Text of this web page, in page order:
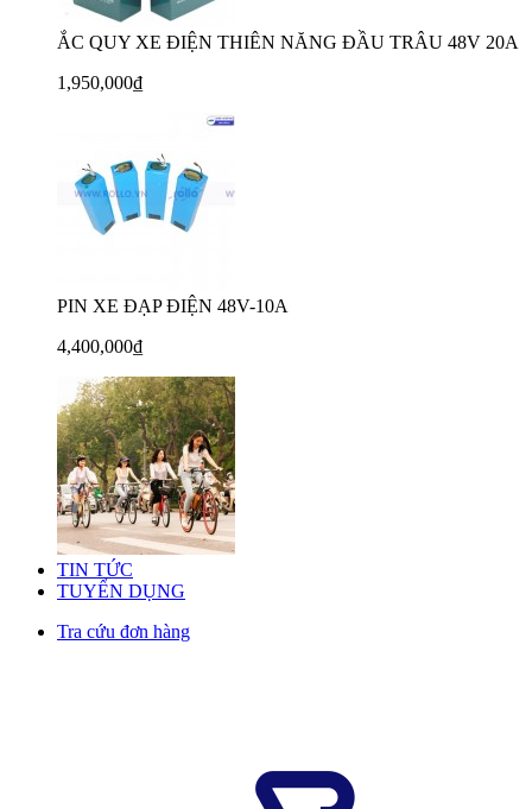
ẮC QUY XE ĐIỆN THIÊN NĂNG ĐẦU TRÂU 48V 20A
1,950,000₫
PIN XE ĐẠP ĐIỆN 48V-10A
4,400,000₫
TIN TỨC
TUYỂN DỤNG
Tra cứu đơn hàng